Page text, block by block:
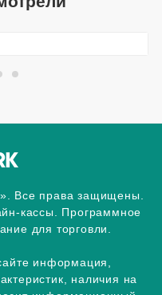
Все права защищены.
кассы. Программное
для торговли.
информация,
наличия на